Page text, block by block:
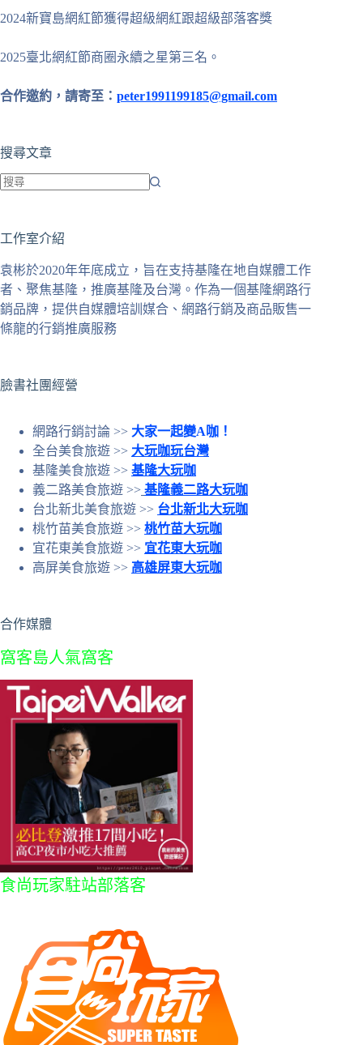
2024新寶島網紅節獲得超級網紅跟超級部落客獎
2025臺北網紅節商圈永續之星第三名。
合作邀約，請寄至： peter1991199185@gmail.com
搜尋文章
到
合
條
件
的
果
工作室介紹
袁彬於2020年年底成立，旨在支持基隆在地自媒體工作
者、聚焦基隆，推廣基隆及台灣。作為一個基隆網路行
銷品牌，提供自媒體培訓媒合、網路行銷及商品販售一
條龍的行銷推廣服務
臉書社團經營
網路行銷討論 >> 大家一起變A咖！
全台美食旅遊 >> 大玩咖玩台灣
基隆美食旅遊 >> 基隆大玩咖
義二路美食旅遊 >> 基隆義二路大玩咖
台北新北美食旅遊 >> 台北新北大玩咖
桃竹苗美食旅遊 >> 桃竹苗大玩咖
宜花東美食旅遊 >> 宜花東大玩咖
高屏美食旅遊 >> 高雄屏東大玩咖
合作媒體
窩客島人氣窩客
食尚玩家駐站部落客